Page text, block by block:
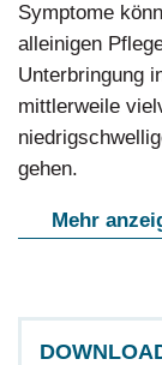
Symptome
alleinigen
Unterbringung
mittlerweile
gehen.
Mehr